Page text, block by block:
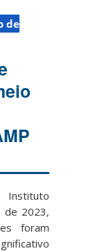
de
Instituto
de 2023,
foram